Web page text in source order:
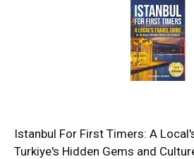
Istanbul For First Timers: A
Turkiye's Hidden Gems and